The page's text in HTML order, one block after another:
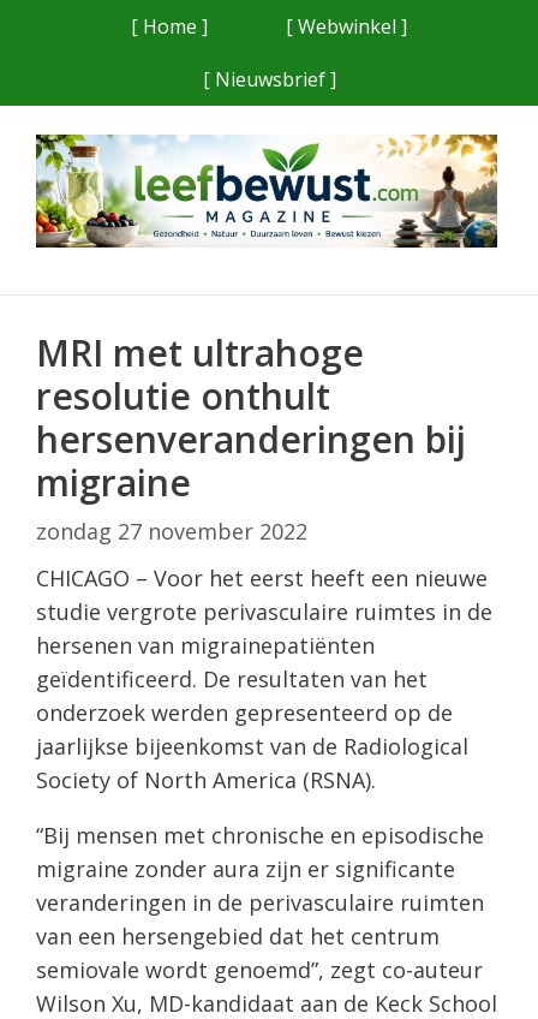
[ Home ]
[ Webwinkel ]
[ Nieuwsbrief ]
MRI met ultrahoge
resolutie onthult
hersenveranderingen bij
migraine
zondag 27 november 2022
CHICAGO – Voor het eerst heeft een nieuwe
studie vergrote perivasculaire ruimtes in de
hersenen van migrainepatiënten
geïdentificeerd. De resultaten van het
onderzoek werden gepresenteerd op de
jaarlijkse bijeenkomst van de Radiological
Society of North America (RSNA).
“Bij mensen met chronische en episodische
migraine zonder aura zijn er significante
veranderingen in de perivasculaire ruimten
van een hersengebied dat het centrum
semiovale wordt genoemd”, zegt co-auteur
Wilson Xu, MD-kandidaat aan de Keck School